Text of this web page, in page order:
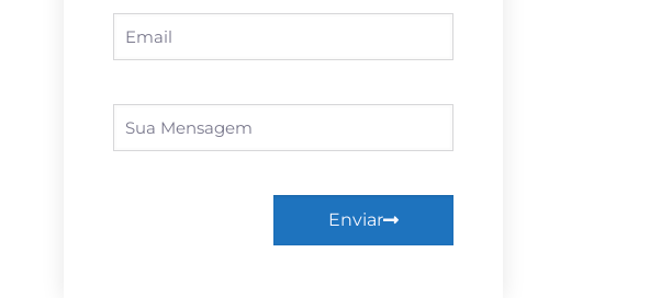
Enviar